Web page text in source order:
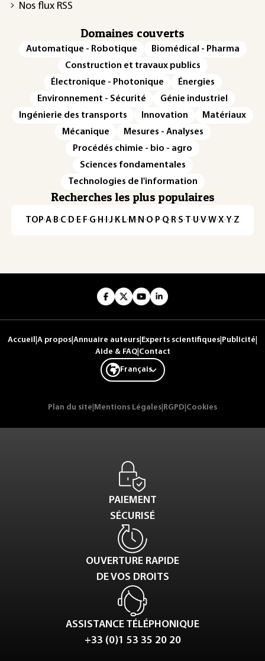
Nos flux RSS
Domaines couverts
Automatique - Robotique
Biomédical - Pharma
Construction et travaux publics
Électronique - Photonique
Énergies
Environnement - Sécurité
Génie industriel
Ingénierie des transports
Innovation
Matériaux
Mécanique
Mesures - Analyses
Procédés chimie - bio - agro
Sciences fondamentales
Technologies de l'information
Recherches les plus populaires
TOP·A·B·C· D· E· F·G· H · ·J· K· L· M · N ·O· P·Q· R·S·T·U·V·W·X·Y·Z
Accueil A propos Annuaire auteurs Experts scientifiques Publicité
Aide & FAQ| Contact
Français
Plan du site Mentions Légales RGPD Cookies
PAIEMENT
SÉCURISÉ
OUVERTURE RAPIDE
DE VOS DROITS
ASSISTANCE TÉLÉPHONIQUE
+33 (0)1 53 35 20 20